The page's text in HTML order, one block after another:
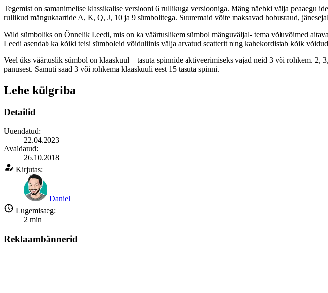
Tegemist on samanimelise klassikalise versiooni 6 rullikuga versiooniga. Mäng näebki välja peaaegu
rullikud mängukaartide A, K, Q, J, 10 ja 9 sümbolitega. Suuremaid võite maksavad hobusraud,
Wild sümboliks on Õnnelik Leedi, mis on ka väärtuslikem sümbol mänguväljal- tema võluvõimed
Leedi asendab ka kõiki teisi sümboleid võiduliinis välja arvatud scatterit ning kahekordistab kõik
Veel üks väärtuslik sümbol on klaaskuul – tasuta spinnide aktiveerimiseks vajad neid 3 või rohkem.
panusest. Samuti saad 3 või rohkema klaaskuuli eest 15 tasuta spinni.
Lehe külgriba
Detailid
Uuendatud:
22.04.2023
Avaldatud:
26.10.2018
Kirjutas:
Daniel
Lugemisaeg:
2 min
Reklaambännerid